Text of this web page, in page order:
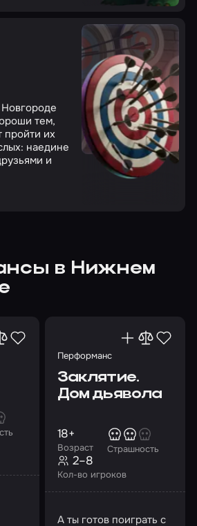
тем,
пройти их
наедине
и
в Нижнем
Перформанс
Заклятие.
Дом дьявола
Возраст
18+
Страшность
Кол-во игроков
2–8
А ты готов поиграть с